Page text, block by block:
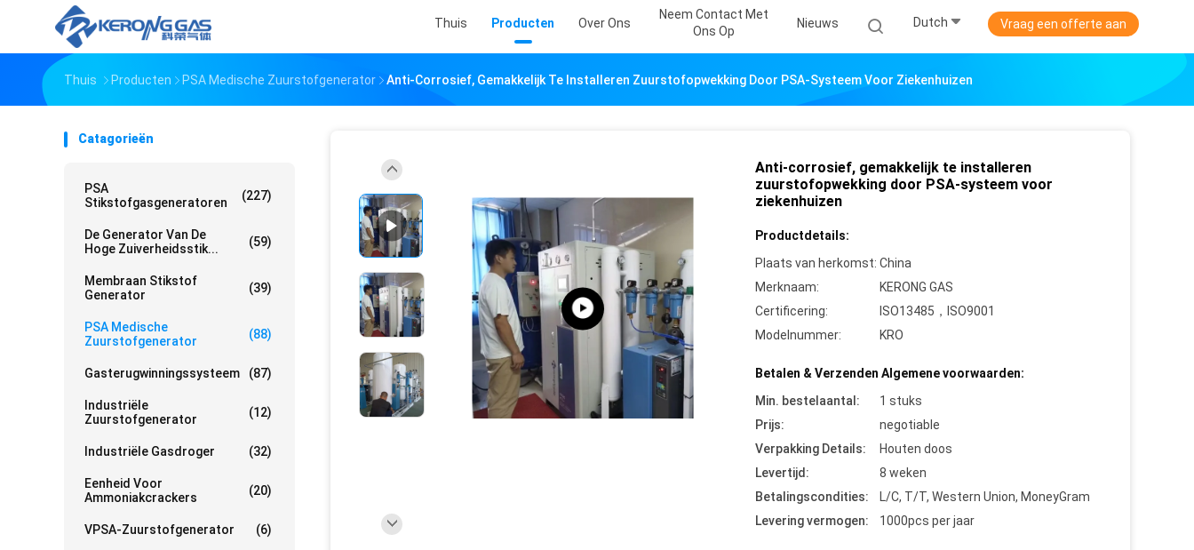
Thuis Producten Over Ons
Neem Contact Met
Ons Op
Nieuws Dutch Vraag een offerte aan
Thuis Producten PSA Medische Zuurstofgenerator Anti-Corrosief, Gemakkelijk Te Installeren Zuurstofopwekking Door PSA-Systeem Voor Ziekenhuizen
Catagorieën
PSA
Stikstofgasgeneratoren
(227)
De Generator Van De
Hoge Zuiverheidsstik...
(59)
Membraan Stikstof
Generator
(39)
PSA Medische
Zuurstofgenerator
(88)
Gasterugwinningssysteem (87)
Industriële
Zuurstofgenerator
(12)
Industriële Gasdroger (32)
Eenheid Voor
Ammoniakcrackers
(20)
VPSA-Zuurstofgenerator (6)
Anti-corrosief, gemakkelijk te installeren
zuurstofopwekking door PSA-systeem voor
ziekenhuizen
Productdetails:
Plaats van herkomst: China
Merknaam:
KERONG GAS
Certificering:
ISO13485，ISO9001
Modelnummer:
KRO
Betalen & Verzenden Algemene voorwaarden:
Min. bestelaantal:
1 stuks
Prijs:
negotiable
Verpakking Details:
Houten doos
Levertijd:
8 weken
Betalingscondities:
L/C, T/T, Western Union, MoneyGram
Levering vermogen:
1000pcs per jaar